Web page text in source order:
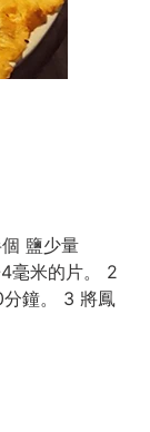
鹽少量
毫米的片。 2
分鐘。 3 將鳳